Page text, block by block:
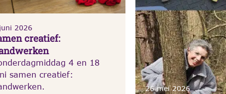
2026
creatief:
4 en 18
samen creatief:
26 mei 2026